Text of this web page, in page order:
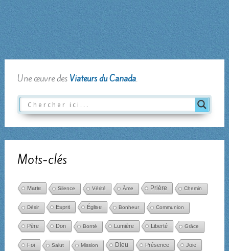
Une œuvre des Viateurs du Canada.
Mots-clés
Marie Silence Vérité Âme Prière Chemin
Désir Esprit Église Bonheur Communion
Père Don Bonté Lumière Liberté Grâce
Foi Salut Mission Dieu Présence Joie